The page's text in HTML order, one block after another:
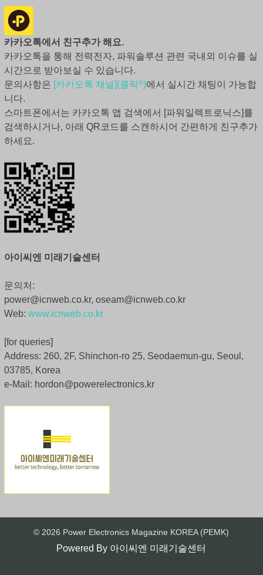
카카오톡에서 친구추가 해요.
카카오톡을 통해 전력전자, 파워솔루션 관련 국내외 이슈를 실
시간으로 받아보실 수 있습니다.
문의사항은 [카카오톡 채널](클릭^)에서 실시간 채팅이 가능합
니다.
스마트폰에서는 카카오톡 앱 검색에서 [파워일렉트로닉스]를
검색하시거나, 아래 QR코드를 스캔하시어 간편하게 친구추가
하세요.
아이씨엔 미래기술센터
문의처:
power@icnweb.co.kr, oseam@icnweb.co.kr
Web: www.icnweb.co.kr
[for queries]
Address: 260, 2F, Shinchon-ro 25, Seodaemun-gu, Seoul,
03785, Korea
e-Mail: hordon@powerelectronics.kr
© 2026 Power Electronics Magazine KOREA (PEMK)
Powered By 아이씨엔 미래기술센터